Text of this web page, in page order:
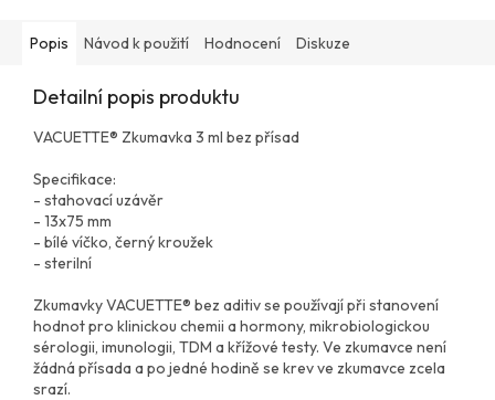
Popis Návod k použití Hodnocení Diskuze
Detailní popis produktu
VACUETTE® Zkumavka 3 ml bez přísad
Specifikace:
- stahovací uzávěr
- 13x75 mm
- bílé víčko, černý kroužek
- sterilní
Zkumavky VACUETTE® bez aditiv se používají při stanovení
hodnot pro klinickou chemii a hormony, mikrobiologickou
sérologii, imunologii, TDM a křížové testy. Ve zkumavce není
žádná přísada a po jedné hodině se krev ve zkumavce zcela
srazí.